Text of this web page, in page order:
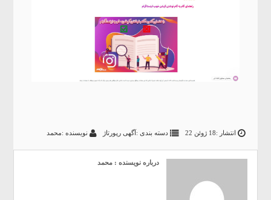
انتشار :18 ژوئن 22 دسته بندی :آگهی رپورتاژ نویسنده :محمد
درباره نویسنده : محمد